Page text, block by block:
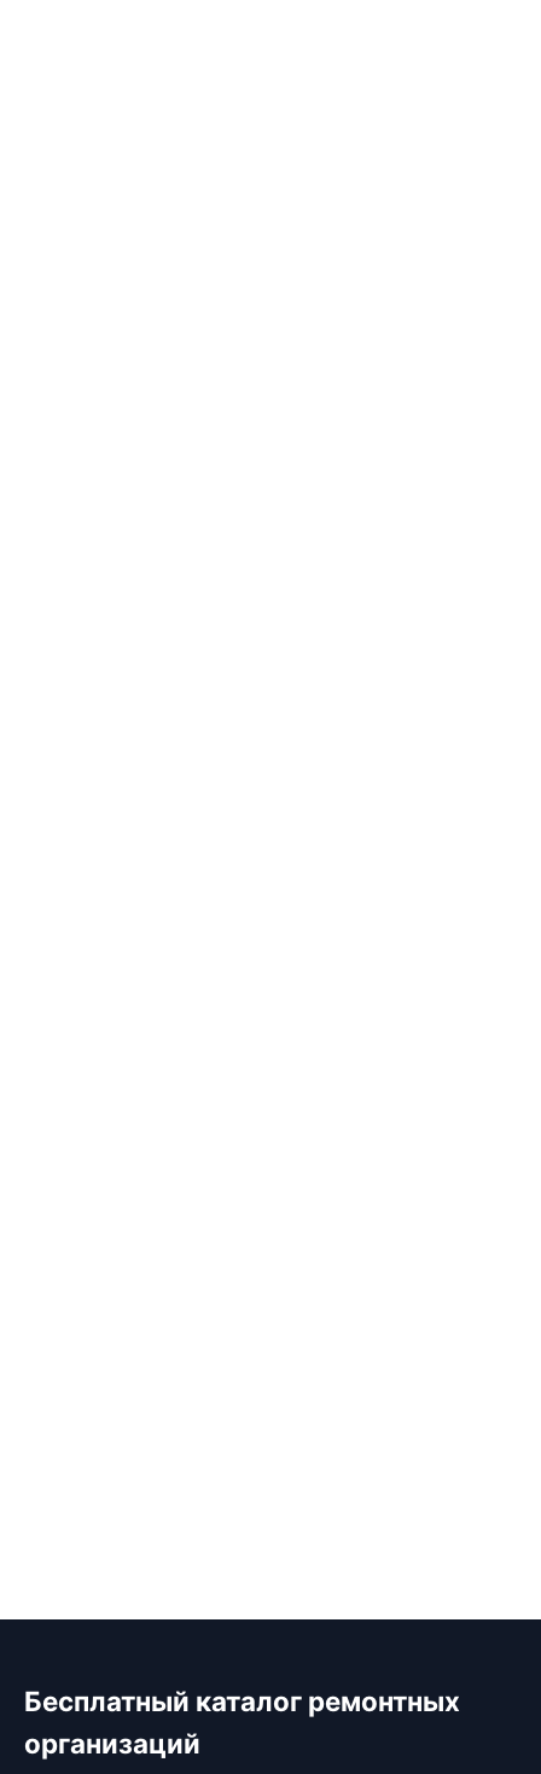
Бесплатный каталог ремонтных
организаций